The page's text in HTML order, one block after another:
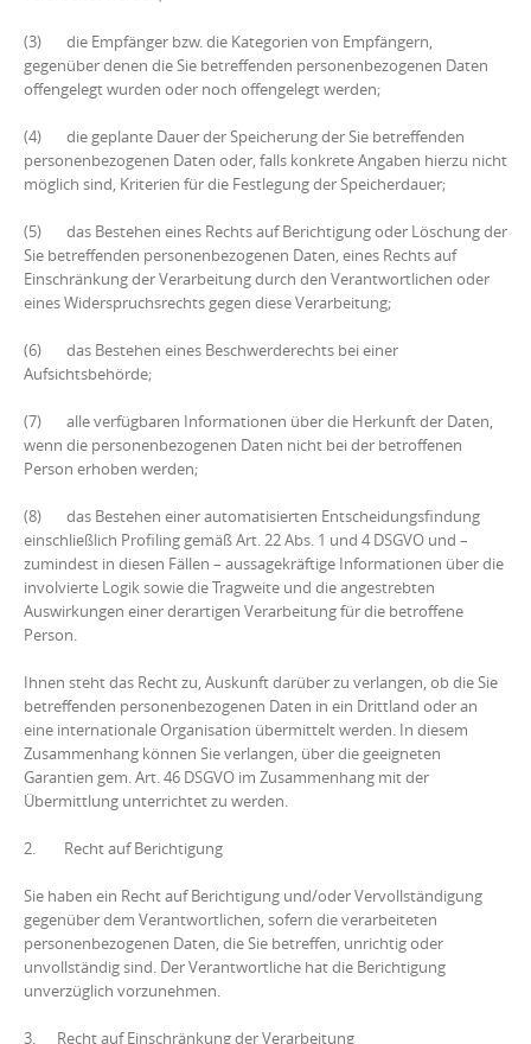
(3) die Empfänger bzw. die Kategorien von Empfängern,
gegenüber denen die Sie betreffenden personenbezogenen Daten
offengelegt wurden oder noch offengelegt werden;
(4) die geplante Dauer der Speicherung der Sie betreffenden
personenbezogenen Daten oder, falls konkrete Angaben hierzu nicht
möglich sind, Kriterien für die Festlegung der Speicherdauer;
(5) das Bestehen eines Rechts auf Berichtigung oder Löschung der
Sie betreffenden personenbezogenen Daten, eines Rechts auf
Einschränkung der Verarbeitung durch den Verantwortlichen oder
eines Widerspruchsrechts gegen diese Verarbeitung;
(6) das Bestehen eines Beschwerderechts bei einer
Aufsichtsbehörde;
(7) alle verfügbaren Informationen über die Herkunft der Daten,
wenn die personenbezogenen Daten nicht bei der betroffenen
Person erhoben werden;
(8) das Bestehen einer automatisierten Entscheidungsfindung
einschließlich Profiling gemäß Art. 22 Abs. 1 und 4 DSGVO und –
zumindest in diesen Fällen – aussagekräftige Informationen über die
involvierte Logik sowie die Tragweite und die angestrebten
Auswirkungen einer derartigen Verarbeitung für die betroffene
Person.
Ihnen steht das Recht zu, Auskunft darüber zu verlangen, ob die Sie
betreffenden personenbezogenen Daten in ein Drittland oder an
eine internationale Organisation übermittelt werden. In diesem
Zusammenhang können Sie verlangen, über die geeigneten
Garantien gem. Art. 46 DSGVO im Zusammenhang mit der
Übermittlung unterrichtet zu werden.
2. Recht auf Berichtigung
Sie haben ein Recht auf Berichtigung und/oder Vervollständigung
gegenüber dem Verantwortlichen, sofern die verarbeiteten
personenbezogenen Daten, die Sie betreffen, unrichtig oder
unvollständig sind. Der Verantwortliche hat die Berichtigung
unverzüglich vorzunehmen.
3. Recht auf Einschränkung der Verarbeitung